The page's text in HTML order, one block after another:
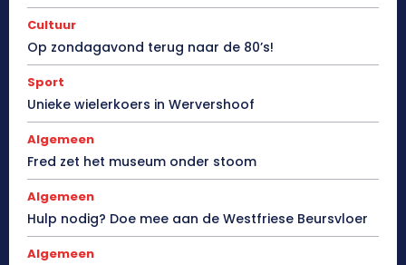
Cultuur
Op zondagavond terug naar de 80’s!
Sport
Unieke wielerkoers in Wervershoof
Algemeen
Fred zet het museum onder stoom
Algemeen
Hulp nodig? Doe mee aan de Westfriese Beursvloer
Algemeen